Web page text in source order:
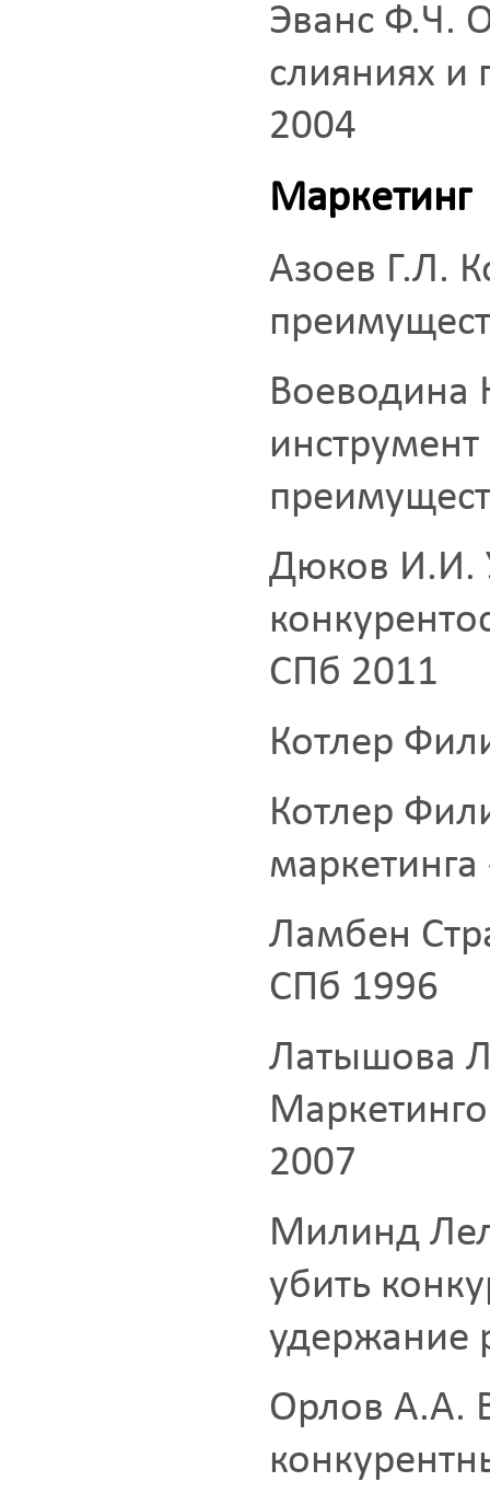
Эванс Ф.Ч.
слияниях и
2004
Маркетинг
Азоев Г.Л.
Воеводина
Дюков И.И.
СПб 2011
Котлер
Котлер
Ламбен
СПб 1996
Латышова
2007
Милинд
убить
удержание
Орлов А.А.